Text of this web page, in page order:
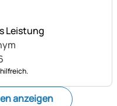
Leistung
anzeigen